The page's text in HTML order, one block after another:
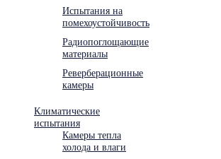
Испытания на
помехоустойчивость
Радиопоглощающие
материалы
Реверберационные
камеры
Климатические
испытания
Камеры тепла
холода и влаги